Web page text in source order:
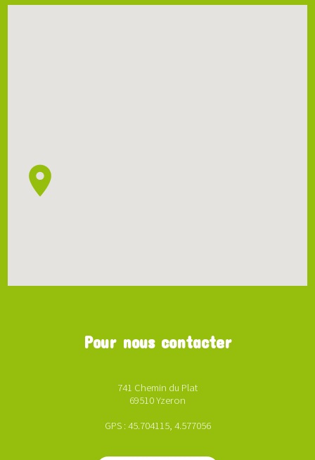
Pour nous contacter
741 Chemin du Plat
69510 Yzeron
GPS : 45.704115, 4.577056